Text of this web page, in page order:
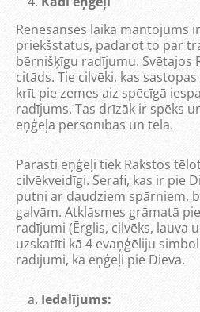
Renesanses laika mantojums
priekšstatus, padarot to par
bērnišķīgu radījumu. Svētajos
citāds. Tie cilvēki, kas
krīt pie zemes aiz spēcīgā
radījums. Tas drīzāk ir spēks
eņģeļa personības un tēla.
Parasti eņģeļi tiek Rakstos
cilvēkveidīgi. Serafi, kas ir pie
putni ar daudziem spārniem,
galvām. Atklāsmes grāmatā
radījumi (Ērglis, cilvēks, lauva
uzskatīti kā 4 evaņģēliju
radījumi, kā eņģeļi pie Dieva.
Iedalījums: